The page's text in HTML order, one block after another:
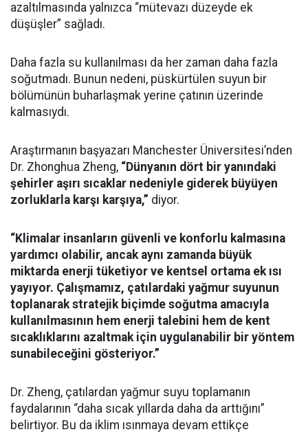
azaltılmasında yalnızca “mütevazı düzeyde ek
düşüşler” sağladı.
Daha fazla su kullanılması da her zaman daha fazla
soğutmadı. Bunun nedeni, püskürtülen suyun bir
bölümünün buharlaşmak yerine çatının üzerinde
kalmasıydı.
Araştırmanın başyazarı Manchester Üniversitesi’nden
Dr. Zhonghua Zheng, “Dünyanın dört bir yanındaki
şehirler aşırı sıcaklar nedeniyle giderek büyüyen
zorluklarla karşı karşıya,” diyor.
“Klimalar insanların güvenli ve konforlu kalmasına
yardımcı olabilir, ancak aynı zamanda büyük
miktarda enerji tüketiyor ve kentsel ortama ek ısı
yayıyor. Çalışmamız, çatılardaki yağmur suyunun
toplanarak stratejik biçimde soğutma amacıyla
kullanılmasının hem enerji talebini hem de kent
sıcaklıklarını azaltmak için uygulanabilir bir yöntem
sunabileceğini gösteriyor.”
Dr. Zheng, çatılardan yağmur suyu toplamanın
faydalarının “daha sıcak yıllarda daha da arttığını”
belirtiyor. Bu da iklim ısınmaya devam ettikçe